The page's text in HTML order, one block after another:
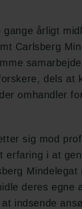
årligt
Carlsberg
dels at
omhandler
sig mod
erfaring i at
Mindelegat
deres egne
indsende